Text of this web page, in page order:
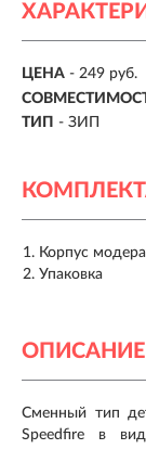
ЦЕНА - 249 руб.
ТИП - ЗИП
Корпус
Упаковка
ОПИСАНИЕ
Сменный тип
Speedfire в